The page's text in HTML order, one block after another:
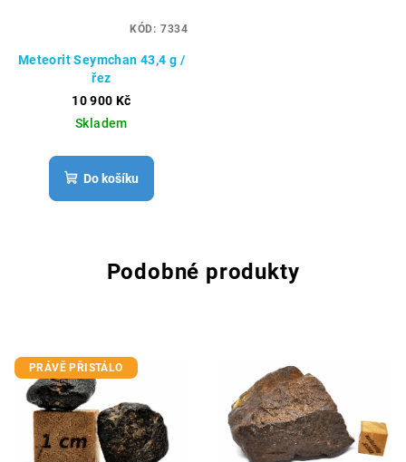
Meteorit Seymchan 43,4 g /
řez
10 900 Kč
Skladem
Do košíku
KÓD: 7334
Podobné produkty
PRÁVĚ PŘISTÁLO